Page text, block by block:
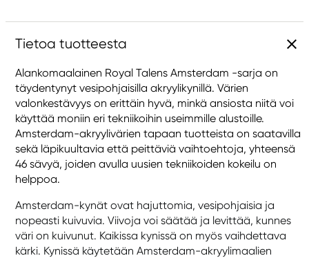
Tietoa tuotteesta
Alankomaalainen Royal Talens Amsterdam -sarja on
täydentynyt vesipohjaisilla akryylikynillä. Värien
valonkestävyys on erittäin hyvä, minkä ansiosta niitä voi
käyttää moniin eri tekniikoihin useimmille alustoille.
Amsterdam-akryylivärien tapaan tuotteista on saatavilla
sekä läpikuultavia että peittäviä vaihtoehtoja, yhteensä
46 sävyä, joiden avulla uusien tekniikoiden kokeilu on
helppoa.
Amsterdam-kynät ovat hajuttomia, vesipohjaisia ja
nopeasti kuivuvia. Viivoja voi säätää ja levittää, kunnes
väri on kuivunut. Kaikissa kynissä on myös vaihdettava
kärki. Kynissä käytetään Amsterdam-akryylimaalien